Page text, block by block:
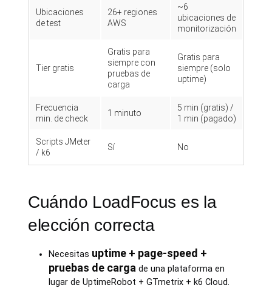
Ubicaciones
de test
26+ regiones
AWS
~6
ubicaciones de
monitorización
Tier gratis
Gratis para
siempre con
pruebas de
carga
Gratis para
siempre (solo
uptime)
Frecuencia
min. de check
1 minuto
5 min (gratis) /
1 min (pagado)
Scripts JMeter
/ k6
Sí No
Cuándo LoadFocus es la
elección correcta
Necesitas uptime + page-speed +
pruebas de cargade una plataforma en
lugar de UptimeRobot + GTmetrix + k6 Cloud.